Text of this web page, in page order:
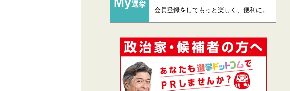
選挙
会員登録をしてもっと楽しく、便利に。